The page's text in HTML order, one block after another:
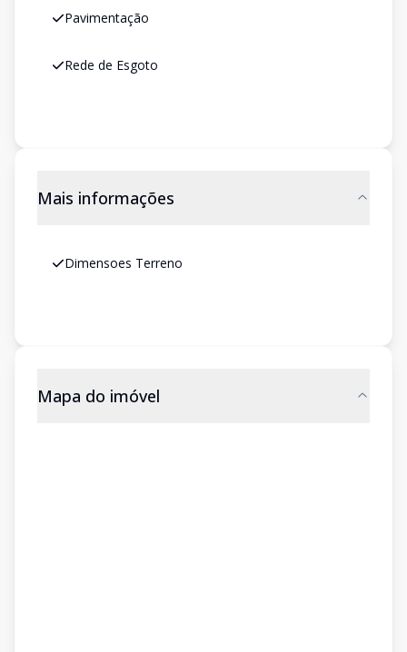
Pavimentação
Rede de Esgoto
Mais informações
Dimensoes Terreno
Mapa do imóvel